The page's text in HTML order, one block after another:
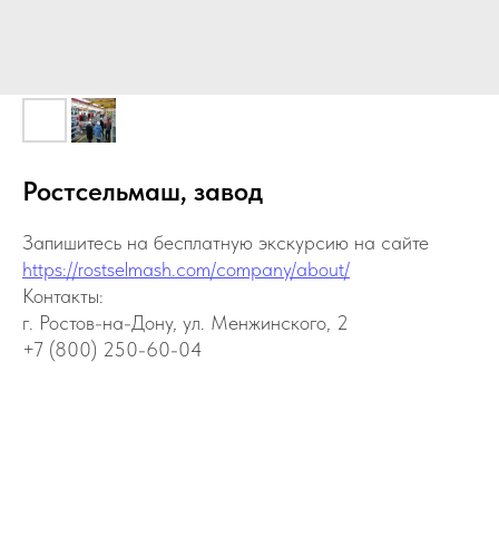
Ростсельмаш, завод
Запишитесь на бесплатную экскурсию на сайте
https://rostselmash.com/company/about/
Контакты:
г. Ростов-на-Дону, ул. Менжинского, 2
+7 (800) 250-60-04